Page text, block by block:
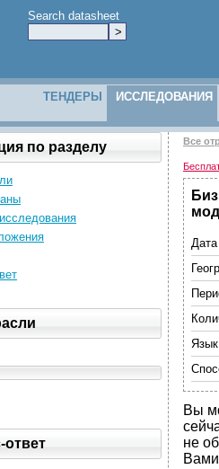
Search datasheet
ТЕНДЕРЫ ИССЛЕДОВАНИЯ
по разделу
ответ
Все
Вы
не